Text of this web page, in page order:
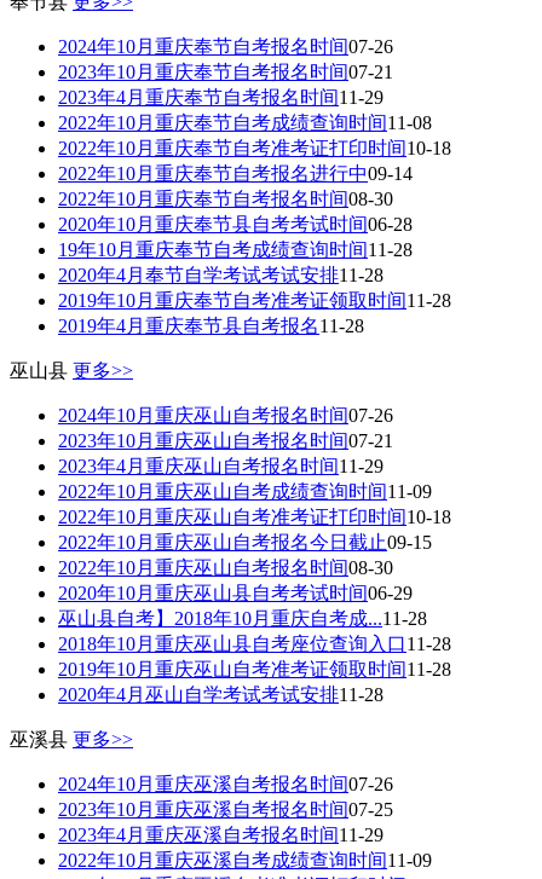
2024年10月重庆奉节自考报名时间07-26
2023年10月重庆奉节自考报名时间07-21
2023年4月重庆奉节自考报名时间11-29
2022年10月重庆奉节自考成绩查询时间11-08
2022年10月重庆奉节自考准考证打印时间10-18
2022年10月重庆奉节自考报名进行中09-14
2022年10月重庆奉节自考报名时间08-30
2020年10月重庆奉节县自考考试时间06-28
19年10月重庆奉节自考成绩查询时间11-28
2020年4月奉节自学考试考试安排11-28
2019年10月重庆奉节自考准考证领取时间11-28
2019年4月重庆奉节县自考报名11-28
巫山县 更多>>
2024年10月重庆巫山自考报名时间07-26
2023年10月重庆巫山自考报名时间07-21
2023年4月重庆巫山自考报名时间11-29
2022年10月重庆巫山自考成绩查询时间11-09
2022年10月重庆巫山自考准考证打印时间10-18
2022年10月重庆巫山自考报名今日截止09-15
2022年10月重庆巫山自考报名时间08-30
2020年10月重庆巫山县自考考试时间06-29
巫山县自考】2018年10月重庆自考成...11-28
2018年10月重庆巫山县自考座位查询入口11-28
2019年10月重庆巫山自考准考证领取时间11-28
2020年4月巫山自学考试考试安排11-28
巫溪县 更多>>
2024年10月重庆巫溪自考报名时间07-26
2023年10月重庆巫溪自考报名时间07-25
2023年4月重庆巫溪自考报名时间11-29
2022年10月重庆巫溪自考成绩查询时间11-09